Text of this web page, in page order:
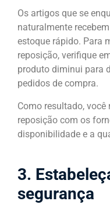
Os artigos que se
naturalmente
estoque rápido. Para
reposição, verifique
produto diminui para
pedidos de compra.
Como resultado,
reposição com os
disponibilidade e a
3.
segurança